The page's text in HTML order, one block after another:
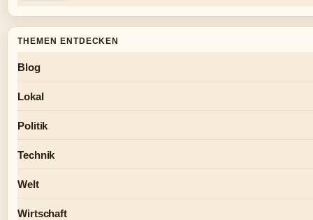
THEMEN ENTDECKEN
Blog
Lokal
Politik
Technik
Welt
Wirtschaft